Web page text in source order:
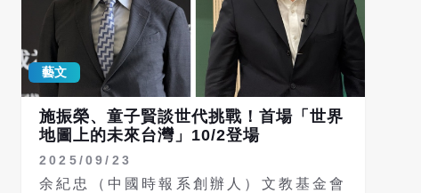
藝文
施振榮、童子賢談世代挑戰！首場「世界
地圖上的未來台灣」10/2登場
2025/09/23
余紀忠（中國時報系創辦人）文教基金會